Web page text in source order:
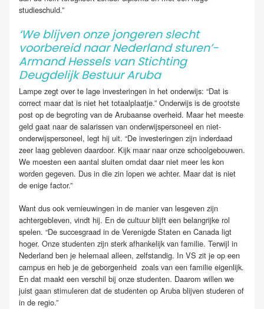
studieschuld.”
‘We blijven onze jongeren slecht
voorbereid naar Nederland sturen’-
Armand Hessels van Stichting
Deugdelijk Bestuur Aruba
Lampe zegt over te lage investeringen in het onderwijs: “Dat is
correct maar dat is niet het totaalplaatje.” Onderwijs is de grootste
post op de begroting van de Arubaanse overheid. Maar het meeste
geld gaat naar de salarissen van onderwijspersoneel en niet-
onderwijspersoneel, legt hij uit. “De investeringen zijn inderdaad
zeer laag gebleven daardoor. Kijk maar naar onze schoolgebouwen.
We moesten een aantal sluiten omdat daar niet meer les kon
worden gegeven. Dus in die zin lopen we achter. Maar dat is niet
de enige factor.”
Want dus ook vernieuwingen in de manier van lesgeven zijn
achtergebleven, vindt hij. En de cultuur blijft een belangrijke rol
spelen. “De succesgraad in de Verenigde Staten en Canada ligt
hoger. Onze studenten zijn sterk afhankelijk van familie. Terwijl in
Nederland ben je helemaal alleen, zelfstandig. In VS zit je op een
campus en heb je de geborgenheid zoals van een familie eigenlijk.
En dat maakt een verschil bij onze studenten. Daarom willen we
juist gaan stimuleren dat de studenten op Aruba blijven studeren of
in de regio.”